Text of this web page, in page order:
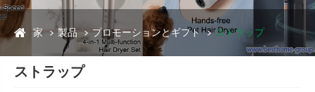
家 製品 プロモーションとギフト ストラップ
ストラップ